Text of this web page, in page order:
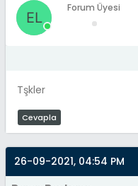
Forum Üyesi
Tşkler
Cevapla
26-09-2021, 04:54 PM